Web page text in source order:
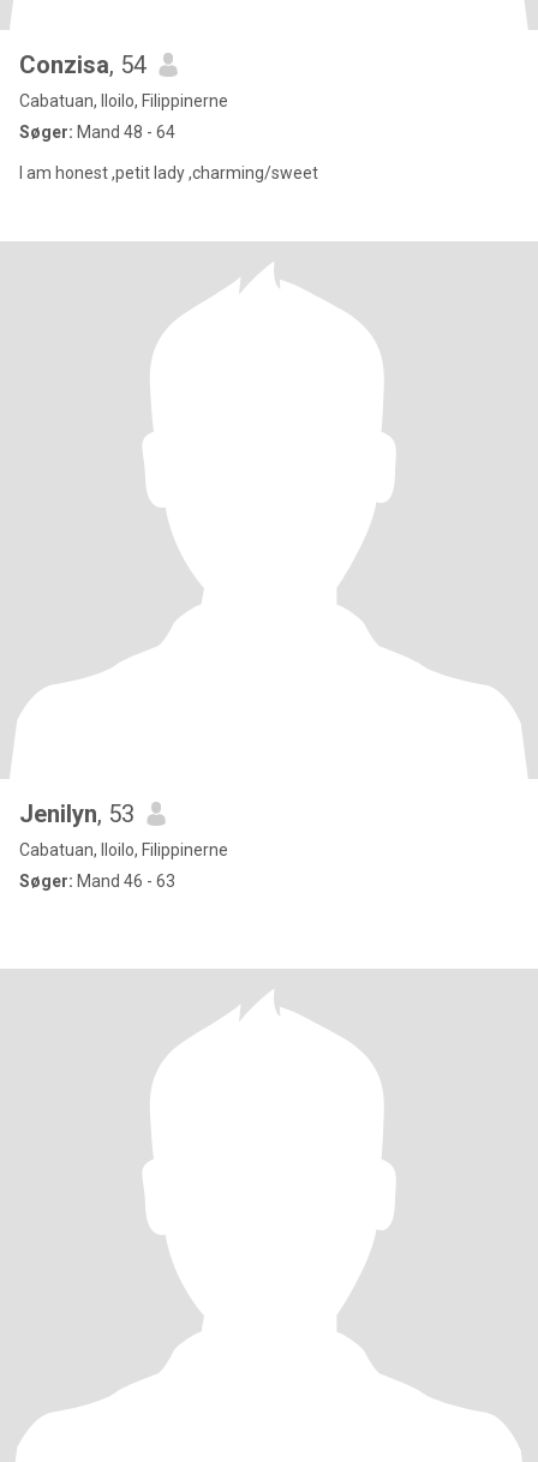
Conzisa, 54
Cabatuan, Iloilo, Filippinerne
Søger: Mand 48 - 64
I am honest ,petit lady ,charming/sweet
Jenilyn, 53
Cabatuan, Iloilo, Filippinerne
Søger: Mand 46 - 63